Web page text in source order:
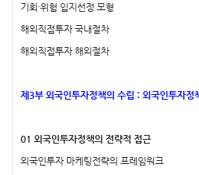
기회·위험 입지선정 모형
해외직접투자 국내절차
해외직접투자 해외절차
제3부 외국인투자정책의 수립 : 외국인투자정
01 외국인투자정책의 전략적 접근
외국인투자 마케팅전략의 프레임워크